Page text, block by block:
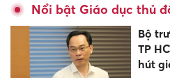
Nổi bật Giáo dục thủ
Bộ
TP
hút